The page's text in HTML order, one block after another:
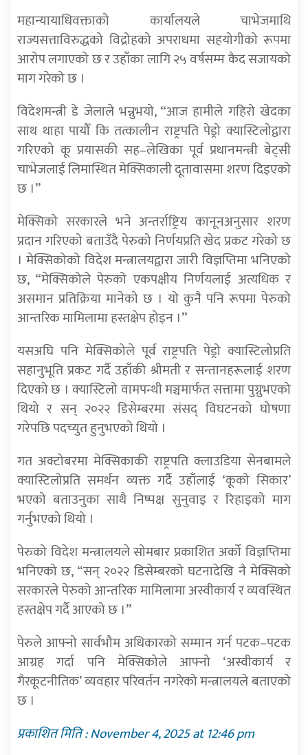
महान्यायाधिवक्ताको कार्यालयले चाभेजमाथि
राज्यसत्ताविरुद्धको विद्रोहको अपराधमा सहयोगीको रूपमा
आरोप लगाएको छ र उहाँका लागि २५ वर्षसम्म कैद सजायको
माग गरेको छ ।
विदेशमन्त्री डे जेलाले भन्नुभयो, “आज हामीले गहिरो खेदका
साथ थाहा पायौँ कि तत्कालीन राष्ट्रपति पेड्रो क्यास्टिलोद्वारा
गरिएको कू प्रयासकी सह–लेखिका पूर्व प्रधानमन्त्री बेट्सी
चाभेजलाई लिमास्थित मेक्सिकाली दूतावासमा शरण दिइएको
छ ।”
मेक्सिको सरकारले भने अन्तर्राष्ट्रिय कानूनअनुसार शरण
प्रदान गरिएको बताउँदै पेरुको निर्णयप्रति खेद प्रकट गरेको छ
। मेक्सिकोको विदेश मन्त्रालयद्वारा जारी विज्ञप्तिमा भनिएको
छ, “मेक्सिकोले पेरुको एकपक्षीय निर्णयलाई अत्यधिक र
असमान प्रतिक्रिया मानेको छ । यो कुनै पनि रूपमा पेरुको
आन्तरिक मामिलामा हस्तक्षेप होइन ।”
यसअघि पनि मेक्सिकोले पूर्व राष्ट्रपति पेड्रो क्यास्टिलोप्रति
सहानुभूति प्रकट गर्दै उहाँकी श्रीमती र सन्तानहरूलाई शरण
दिएको छ । क्यास्टिलो वामपन्थी मञ्चमार्फत सत्तामा पुग्नुभएको
थियो र सन् २०२२ डिसेम्बरमा संसद् विघटनको घोषणा
गरेपछि पदच्युत हुनुभएको थियो ।
गत अक्टोबरमा मेक्सिकाकी राष्ट्रपति क्लाउडिया सेनबामले
क्यास्टिलोप्रति समर्थन व्यक्त गर्दै उहाँलाई ‘कूको सिकार’
भएको बताउनुका साथै निष्पक्ष सुनुवाइ र रिहाइको माग
गर्नुभएको थियो ।
पेरुको विदेश मन्त्रालयले सोमबार प्रकाशित अर्को विज्ञप्तिमा
भनिएको छ, “सन् २०२२ डिसेम्बरको घटनादेखि नै मेक्सिको
सरकारले पेरुको आन्तरिक मामिलामा अस्वीकार्य र व्यवस्थित
हस्तक्षेप गर्दै आएको छ ।”
पेरुले आफ्नो सार्वभौम अधिकारको सम्मान गर्न पटक–पटक
आग्रह गर्दा पनि मेक्सिकोले आफ्नो ‘अस्वीकार्य र
गैरकूटनीतिक’ व्यवहार परिवर्तन नगरेको मन्त्रालयले बताएको
छ ।
प्रकाशित मिति : November 4, 2025 at 12:46 pm